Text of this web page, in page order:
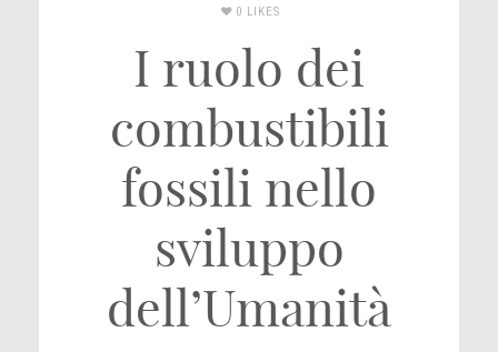
0 LIKES
I ruolo dei
combustibili
fossili nello
sviluppo
dell’Umanità